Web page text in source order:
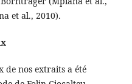
et al., 2010).
de nos extraits a été